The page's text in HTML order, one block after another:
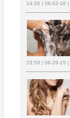
14:26 | 06-02-16 |
23:59 | 06-29-15 |